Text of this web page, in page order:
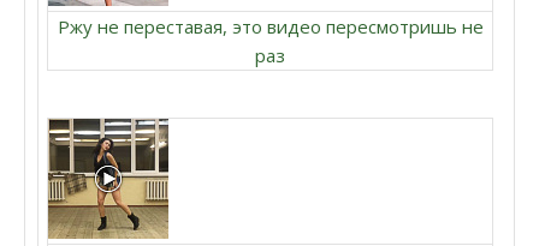
Ржу не переставая, это видео пересмотришь не
раз